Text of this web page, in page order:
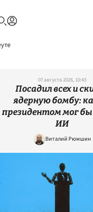
07 августа 2026, 10:43
Посадил всех и
ядерную бомбу:
президентом мог
ИИ
Виталий Рюмшин